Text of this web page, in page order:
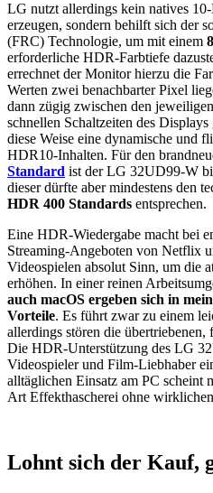
LG nutzt allerdings kein natives
erzeugen, sondern behilft sich der
(FRC) Technologie, um mit einem
erforderliche HDR-Farbtiefe
errechnet der Monitor hierzu die
Werten zwei benachbarter Pixel
dann zügig zwischen den
schnellen Schaltzeiten des
diese Weise eine dynamische und
HDR10-Inhalten. Für den
Standard ist der LG 32UD99-W
dieser dürfte aber mindestens den
HDR 400 Standards entsprechen.
Eine HDR-Wiedergabe macht bei
Streaming-Angeboten von Netflix
Videospielen absolut Sinn, um die
erhöhen. In einer reinen
auch macOS ergeben sich in
Vorteile. Es führt zwar zu einem
allerdings stören die übertriebenen,
Die HDR-Unterstützung des LG
Videospieler und Film-Liebhaber
alltäglichen Einsatz am PC scheint
Art Effekthascherei ohne
Lohnt sich der Kauf,